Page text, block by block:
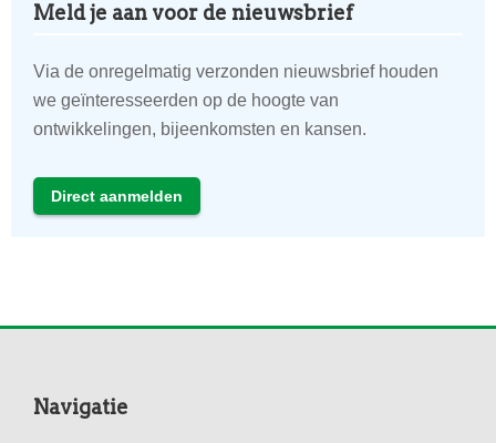
Meld je aan voor de nieuwsbrief
Via de onregelmatig verzonden nieuwsbrief houden
we geïnteresseerden op de hoogte van
ontwikkelingen, bijeenkomsten en kansen.
Direct aanmelden
Footer
Navigatie